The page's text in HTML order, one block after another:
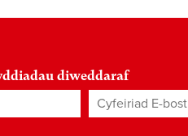
diweddaraf
Cyfeiriad E-bost*